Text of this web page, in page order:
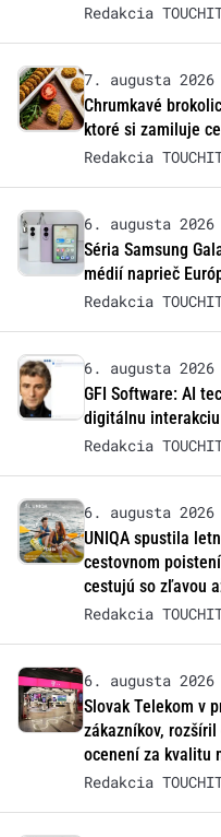
Redakcia
7. augusta 2026
Chrumkavé
ktoré si zamiluje
Redakcia
6. augusta 2026
Séria Samsung
médií naprieč
Redakcia
6. augusta 2026
GFI Software: AI
digitálnu
Redakcia
6. augusta 2026
UNIQA spustila
cestovnom
cestujú so zľavou
Redakcia
6. augusta 2026
Slovak Telekom v
zákazníkov,
ocenení za kvalitu
Redakcia